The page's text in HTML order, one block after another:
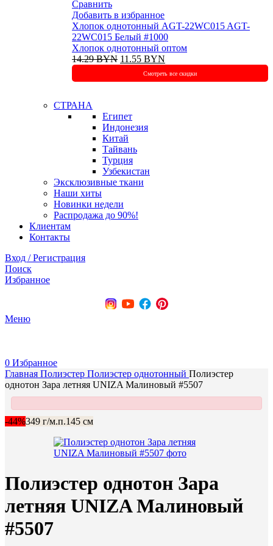
Сравнить
Добавить в избранное
Хлопок однотонный AGT-22WC015 AGT-
22WC015 Белый #1000
Хлопок однотонный оптом
14.29BYN Первоначальная
составляла
11.55 BYN
11.55 BYN.
Смотреть все скидки
СТРАНА
Египет
Индонезия
Китай
Тайвань
Турция
Узбекистан
Эксклюзивные ткани
Наши хиты
Новинки недели
Распродажа до 90%!
Клиентам
Контакты
Вход / Регистрация
Поиск
Избранное
Меню
0 Избранное
Главная Полиэстер Полиэстер однотонный Полиэстeр
однотон Зара летняя UNIZA Малиновый #5507
-44%349 г/м.п.145 см
Полиэстeр однотон Зара
летняя UNIZA Малиновый
#5507